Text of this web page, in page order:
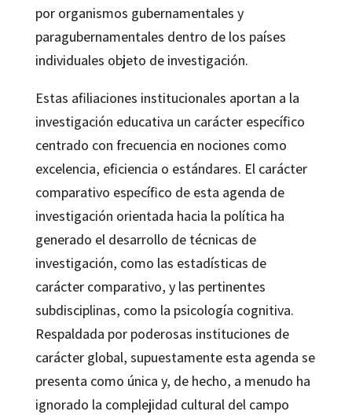
por organismos gubernamentales y
paragubernamentales dentro de los países
individuales objeto de investigación.
Estas afiliaciones institucionales aportan a la
investigación educativa un carácter específico
centrado con frecuencia en nociones como
excelencia, eficiencia o estándares. El carácter
comparativo específico de esta agenda de
investigación orientada hacia la política ha
generado el desarrollo de técnicas de
investigación, como las estadísticas de
carácter comparativo, y las pertinentes
subdisciplinas, como la psicología cognitiva.
Respaldada por poderosas instituciones de
carácter global, supuestamente esta agenda se
presenta como única y, de hecho, a menudo ha
ignorado la complejidad cultural del campo